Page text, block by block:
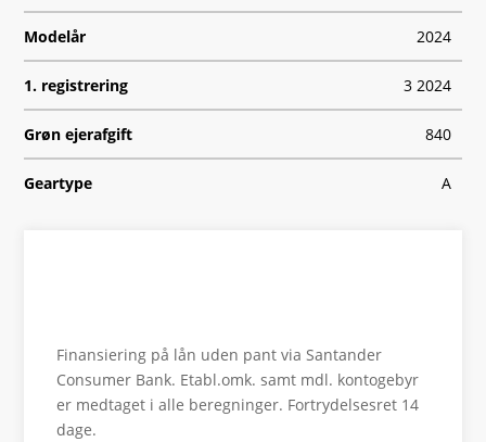
Modelår 2024
1. registrering 3 2024
Grøn ejerafgift 840
Geartype A
Tophastighed
Drivmiddel
Finansiering på lån uden pant via Santander
Consumer Bank. Etabl.omk. samt mdl. kontogebyr
er medtaget i alle beregninger. Fortrydelsesret 14
dage.